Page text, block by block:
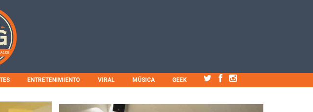
ENTRETENIMIENTO VIRAL MÚSICA GEEK